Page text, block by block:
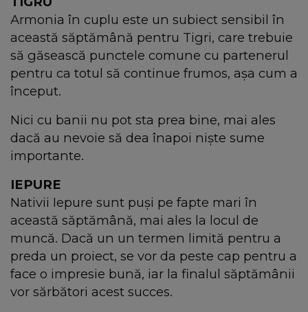
Armonia în cuplu este un subiect sensibil în
această săptămână pentru Tigri, care trebuie
să găsească punctele comune cu partenerul
pentru ca totul să continue frumos, așa cum a
început.
Nici cu banii nu pot sta prea bine, mai ales
dacă au nevoie să dea înapoi niște sume
importante.
IEPURE
Nativii Iepure sunt puși pe fapte mari în
această săptămână, mai ales la locul de
muncă. Dacă un un termen limită pentru a
preda un proiect, se vor da peste cap pentru a
face o impresie bună, iar la finalul săptămânii
vor sărbători acest succes.